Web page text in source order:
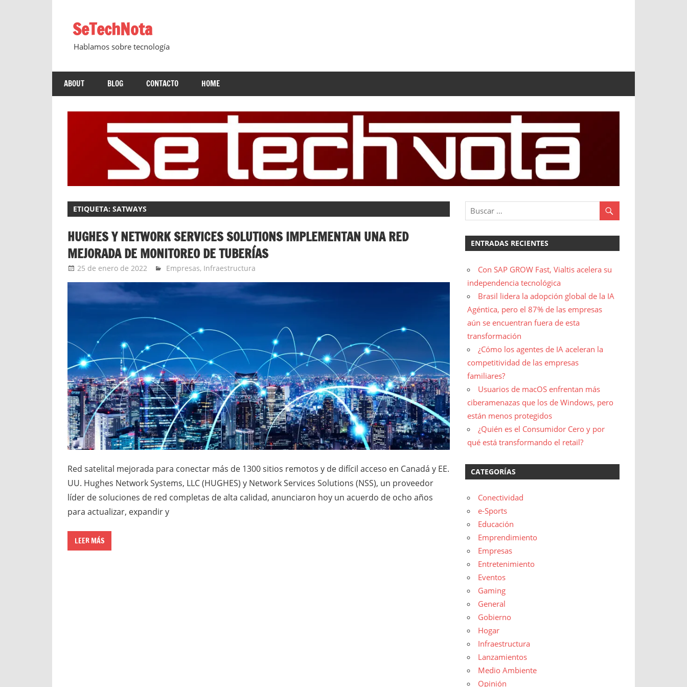
contenidoSeTechNota
Hablamos sobre tecnología
ABOUT BLOG CONTACTO HOME
ETIQUETA:SATWAYS
HUGHES Y NETWORK SERVICES SOLUTIONS IMPLEMENTAN UNA RED
MEJORADA DE MONITOREO DE TUBERÍAS
25 de enero de 2022 Ernesto Herrera
Empresas, Infraestructura
Red satelital mejorada para conectar más de 1300 sitios remotos y de difícil acceso en Canadá y EE.
UU. Hughes Network Systems, LLC (HUGHES) y Network Services Solutions (NSS), un proveedor
líder de soluciones de red completas de alta calidad, anunciaron hoy un acuerdo de ocho años
para actualizar, expandir y
LEER MÁS
ENTRADAS RECIENTES
Con SAP GROW Fast, Vialtis acelera su
independencia tecnológica
Brasil lidera la adopción global de la IA
Agéntica, pero el 87% de las empresas
aún se encuentran fuera de esta
transformación
¿Cómo los agentes de IA aceleran la
competitividad de las empresas
familiares?
Usuarios de macOS enfrentan más
ciberamenazas que los de Windows, pero
están menos protegidos
¿Quién es el Consumidor Cero y por
qué está transformando el retail?
CATEGORÍAS
Conectividad
e-Sports
Educación
Emprendimiento
Empresas
Entretenimiento
Eventos
Gaming
General
Gobierno
Hogar
Infraestructura
Lanzamientos
Medio Ambiente
Opinión